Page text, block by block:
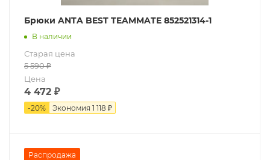
Брюки ANTA BEST TEAMMATE 852521314-1
В наличии
Старая цена
5 590₽
Цена
4 472 ₽
-20% Экономия 1 118 ₽
Распродажа